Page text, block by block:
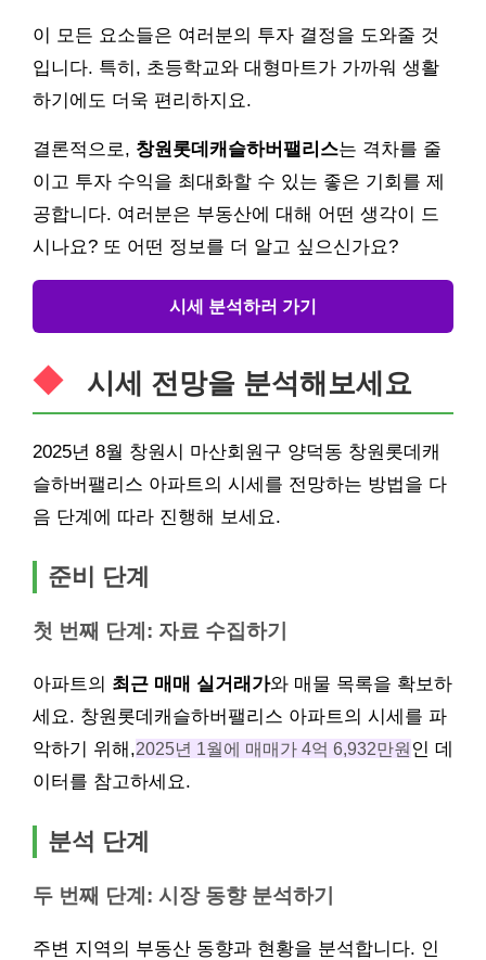
이 모든 요소들은 여러분의 투자 결정을 도와줄 것
입니다. 특히, 초등학교와 대형마트가 가까워 생활
하기에도 더욱 편리하지요.
결론적으로, 창원롯데캐슬하버팰리스는 격차를 줄
이고 투자 수익을 최대화할 수 있는 좋은 기회를 제
공합니다. 여러분은 부동산에 대해 어떤 생각이 드
시나요? 또 어떤 정보를 더 알고 싶으신가요?
시세 분석하러 가기
시세 전망을 분석해보세요
2025년 8월 창원시 마산회원구 양덕동 창원롯데캐
슬하버팰리스 아파트의 시세를 전망하는 방법을 다
음 단계에 따라 진행해 보세요.
준비 단계
첫 번째 단계: 자료 수집하기
아파트의 최근 매매 실거래가와 매물 목록을 확보하
세요. 창원롯데캐슬하버팰리스 아파트의 시세를 파
악하기 위해,2025년 1월에 매매가 4억 6,932만원 인 데
이터를 참고하세요.
분석 단계
두 번째 단계: 시장 동향 분석하기
주변 지역의 부동산 동향과 현황을 분석합니다. 인